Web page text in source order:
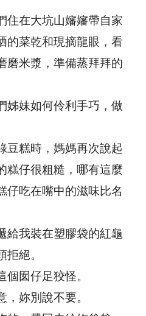
住在大坑山嬸嬸帶自家
的菜乾和現摘龍眼，看
磨米漿，準備蒸拜拜的
姊妹如何伶利手巧，做
豆糕時，媽媽再次說起
糕仔很粗糙，哪有這麼
仔吃在嘴中的滋味比名
給我裝在塑膠袋的紅龜
拒絕。
個囡仔足狡怪。
，妳別說不要。